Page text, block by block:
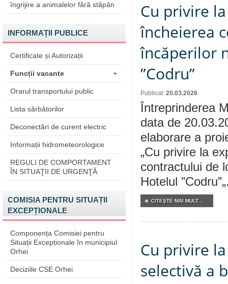
îngrijire a animalelor fără stăpân
INFORMAȚII PUBLICE
Certificate și Autorizații
Funcții vacante +
Orarul transportului public
Lista sărbătorilor
Deconectări de curent electric
Informații hidrometeorologice
REGULI DE COMPORTAMENT
ÎN SITUAŢII DE URGENŢĂ
COMISIA PENTRU SITUAȚII
EXCEPȚIONALE
Componența Comisiei pentru
Situații Excepționale în municipiul
Orhei
Deciziile CSE Orhei
Cu privire
încheierea
încăperilor
”Codru”
Publicat: 20.03.2026
Întreprinderea
data de
elaborare a
„Cu privire la
contractului de
Hotelul
CITEŞTE MAI MULT...
Cu privire
selectivă a